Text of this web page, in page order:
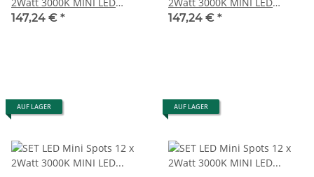
Einbaustrahler Dimmbar
147,24 € *
Einbaustrahler Dimmbar
147,24 € *
AUF LAGER AUF LAGER